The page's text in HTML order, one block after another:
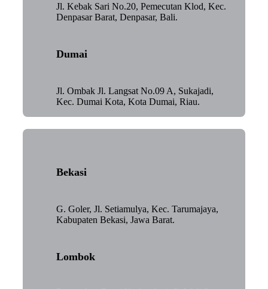
Jl. Kebak Sari No.20, Pemecutan Klod, Kec.
Denpasar Barat, Denpasar, Bali.
Dumai
Jl. Ombak Jl. Langsat No.09 A, Sukajadi,
Kec. Dumai Kota, Kota Dumai, Riau.
Bekasi
G. Goler, Jl. Setiamulya, Kec. Tarumajaya,
Kabupaten Bekasi, Jawa Barat.
Lombok